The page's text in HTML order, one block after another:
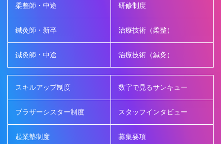
柔整師・中途
鍼灸師・新卒
鍼灸師・中途
研修制度
治療技術（柔整）
治療技術（鍼灸）
スキルアップ制度
ブラザーシスター制度
起業塾制度
数字で見るサンキュー
スタッフインタビュー
募集要項